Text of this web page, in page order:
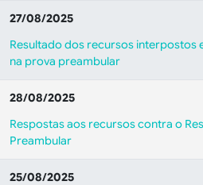
27/08/2025
Resultado dos recursos interpostos
na prova preambular
28/08/2025
Respostas aos recursos contra o
Preambular
25/08/2025